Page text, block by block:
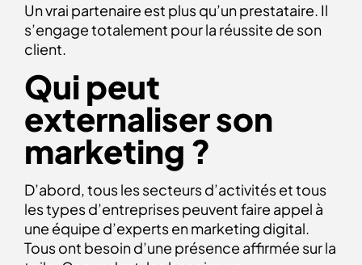
Un vrai partenaire est plus qu’un prestataire. Il
s’engage totalement pour la réussite de son
client.
Qui peut
externaliser son
marketing ?
D’abord, tous les secteurs d’activités et tous
les types d’entreprises peuvent faire appel à
une équipe d’experts en marketing digital.
Tous ont besoin d’une présence affirmée sur la